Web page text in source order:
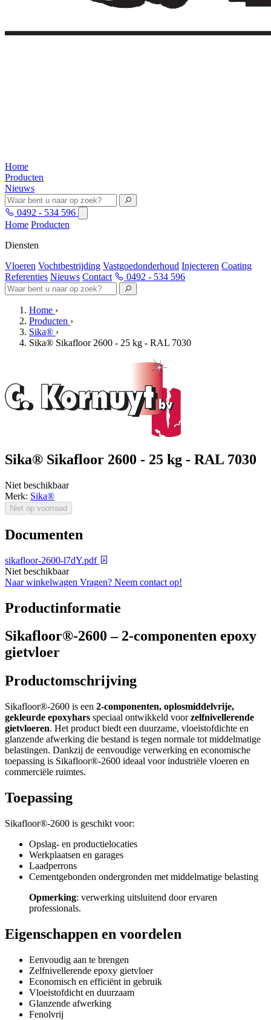
Home
Producten
Nieuws
0492 - 534 596
Home Producten
Diensten
Vloeren Vochtbestrijding Vastgoedonderhoud Injecteren Coating
Referenties Nieuws Contact 0492 - 534 596
Home ›
Producten ›
Sika® ›
Sika® Sikafloor 2600 - 25 kg - RAL 7030
Sika® Sikafloor 2600 - 25 kg - RAL 7030
Niet beschikbaar
Merk: Sika®
Niet op voorraad
Documenten
sikafloor-2600-l7dY.pdf
Niet beschikbaar
Naar winkelwagen Vragen? Neem contact op!
Productinformatie
Sikafloor®-2600 – 2-componenten epoxy
gietvloer
Productomschrijving
Sikafloor®-2600 is een 2-componenten, oplosmiddelvrije,
gekleurde epoxyhars speciaal ontwikkeld voorzelfnivellerende
gietvloeren. Het product biedt een duurzame, vloeistofdichte en
glanzende afwerking die bestand is tegen normale tot middelmatige
belastingen. Dankzij de eenvoudige verwerking en economische
toepassing is Sikafloor®-2600 ideaal voor industriële vloeren en
commerciële ruimtes.
Toepassing
Sikafloor®-2600 is geschikt voor:
Opslag- en productielocaties
Werkplaatsen en garages
Laadperrons
Cementgebonden ondergronden met middelmatige belasting
Opmerking: verwerking uitsluitend door ervaren
professionals.
Eigenschappen en voordelen
Eenvoudig aan te brengen
Zelfnivellerende epoxy gietvloer
Economisch en efficiënt in gebruik
Vloeistofdicht en duurzaam
Glanzende afwerking
Fenolvrij